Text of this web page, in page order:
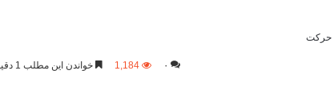
حركت
۰ 1,184 خواندن این مطلب 1 دقیقه زمان میبرد